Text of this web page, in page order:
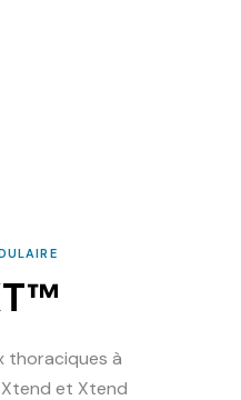
thoraciques à
et Xtend